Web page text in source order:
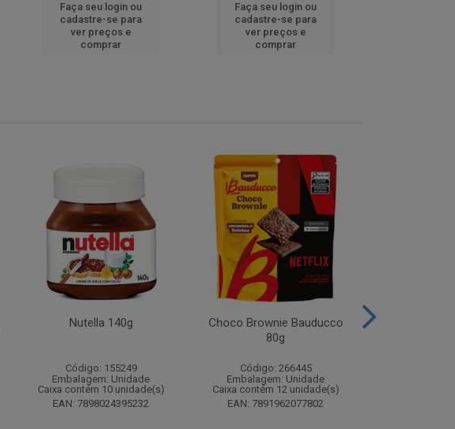
Faça seu login ou
cadastre-se para
ver preços e
comprar
Faça seu login ou
cadastre-se para
ver preços e
comprar
Nutella 140g
Código: 155249
Embalagem: Unidade
Caixa contém 10 unidade(s)
EAN: 7898024395232
Choco Brownie Bauducco
80g
Código: 266445
Embalagem: Unidade
Caixa contém 12 unidade(s)
EAN: 7891962077802